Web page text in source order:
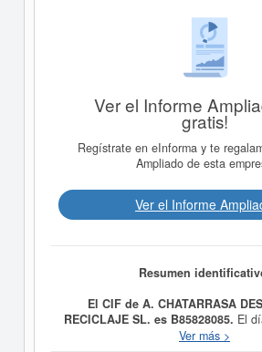
Ver el Informe
gratis!
Regístrate en eInforma y te
Ampliado de esta
Ver el Informe
Resumen
El CIF de A. CHATARRASA
RECICLAJE SL. es B85828085. El
A. CHATARRASA
Ver más >